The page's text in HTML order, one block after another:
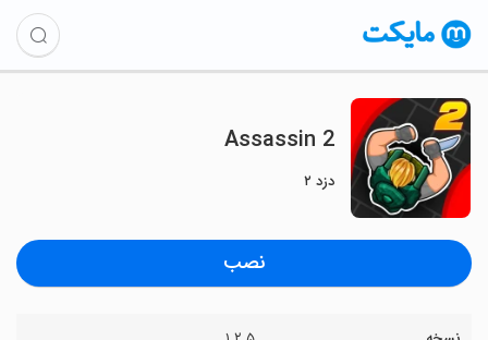
Assassin 2
دزد ۲
نصب